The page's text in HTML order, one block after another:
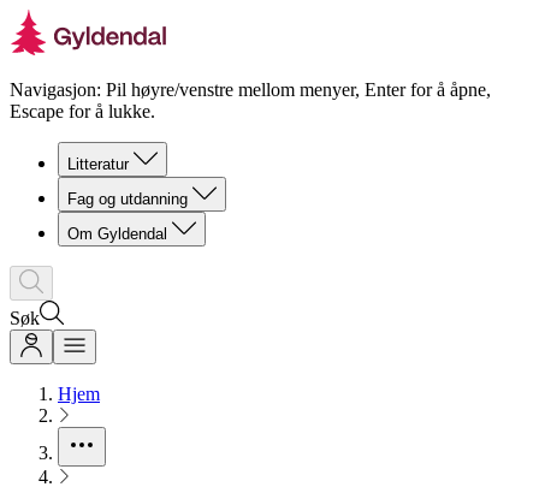
Navigasjon: Pil høyre/venstre mellom menyer, Enter for å åpne,
Escape for å lukke.
Litteratur
Fag og utdanning
Om Gyldendal
Søk
Hjem